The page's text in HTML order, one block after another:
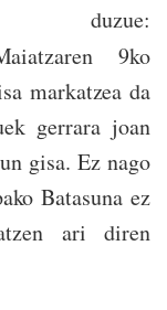
duzue:
9ko
markatzea da
gerrara joan
gisa. Ez nago
Batasuna ez
ari diren